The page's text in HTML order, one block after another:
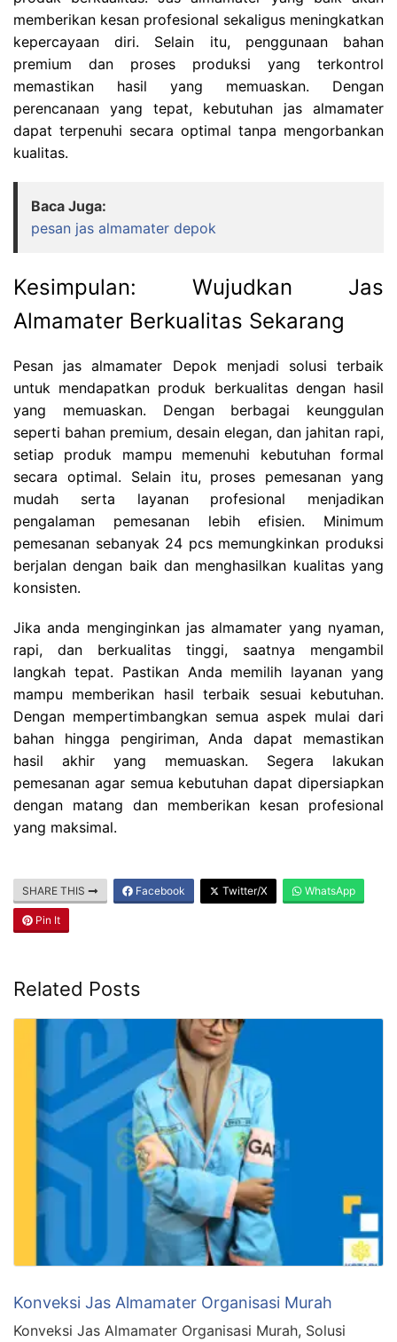
memberikan kesan profesional sekaligus meningkatkan
kepercayaan diri. Selain itu, penggunaan bahan
premium dan proses produksi yang terkontrol
memastikan hasil yang memuaskan. Dengan
perencanaan yang tepat, kebutuhan jas almamater
dapat terpenuhi secara optimal tanpa mengorbankan
kualitas.
Baca Juga:
pesan jas almamater depok
Kesimpulan: Wujudkan Jas
Almamater Berkualitas Sekarang
Pesan jas almamater Depok menjadi solusi terbaik
untuk mendapatkan produk berkualitas dengan hasil
yang memuaskan. Dengan berbagai keunggulan
seperti bahan premium, desain elegan, dan jahitan rapi,
setiap produk mampu memenuhi kebutuhan formal
secara optimal. Selain itu, proses pemesanan yang
mudah serta layanan profesional menjadikan
pengalaman pemesanan lebih efisien. Minimum
pemesanan sebanyak 24 pcs memungkinkan produksi
berjalan dengan baik dan menghasilkan kualitas yang
konsisten.
Jika anda menginginkan jas almamater yang nyaman,
rapi, dan berkualitas tinggi, saatnya mengambil
langkah tepat. Pastikan Anda memilih layanan yang
mampu memberikan hasil terbaik sesuai kebutuhan.
Dengan mempertimbangkan semua aspek mulai dari
bahan hingga pengiriman, Anda dapat memastikan
hasil akhir yang memuaskan. Segera lakukan
pemesanan agar semua kebutuhan dapat dipersiapkan
dengan matang dan memberikan kesan profesional
yang maksimal.
SHARE THIS Facebook Twitter/X WhatsApp
Pin It
Related Posts
Konveksi Jas Almamater Organisasi Murah
Konveksi Jas Almamater Organisasi Murah, Solusi